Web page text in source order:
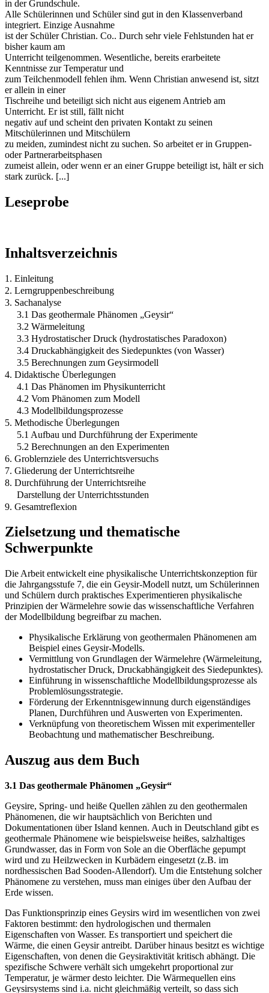
in der Grundschule.
Alle Schülerinnen und Schüler sind gut in den Klassenverband
integriert. Einzige Ausnahme
ist der Schüler Christian. Co.. Durch sehr viele Fehlstunden hat er
bisher kaum am
Unterricht teilgenommen. Wesentliche, bereits erarbeitete
Kenntnisse zur Temperatur und
zum Teilchenmodell fehlen ihm. Wenn Christian anwesend ist, sitzt
er allein in einer
Tischreihe und beteiligt sich nicht aus eigenem Antrieb am
Unterricht. Er ist still, fällt nicht
negativ auf und scheint den privaten Kontakt zu seinen
Mitschülerinnen und Mitschülern
zu meiden, zumindest nicht zu suchen. So arbeitet er in Gruppen-
oder Partnerarbeitsphasen
zumeist allein, oder wenn er an einer Gruppe beteiligt ist, hält er sich
stark zurück. [...]
Leseprobe
Inhaltsverzeichnis
1. Einleitung
2. Lerngruppenbeschreibung
3. Sachanalyse
3.1 Das geothermale Phänomen „Geysir“
3.2 Wärmeleitung
3.3 Hydrostatischer Druck (hydrostatisches Paradoxon)
3.4 Druckabhängigkeit des Siedepunktes (von Wasser)
3.5 Berechnungen zum Geysirmodell
4. Didaktische Überlegungen
4.1 Das Phänomen im Physikunterricht
4.2 Vom Phänomen zum Modell
4.3 Modellbildungsprozesse
5. Methodische Überlegungen
5.1 Aufbau und Durchführung der Experimente
5.2 Berechnungen an den Experimenten
6. Groblernziele des Unterrichtsversuchs
7. Gliederung der Unterrichtsreihe
8. Durchführung der Unterrichtsreihe
Darstellung der Unterrichtsstunden
9. Gesamtreflexion
Zielsetzung und thematische
Schwerpunkte
Die Arbeit entwickelt eine physikalische Unterrichtskonzeption für
die Jahrgangsstufe 7, die ein Geysir-Modell nutzt, um Schülerinnen
und Schülern durch praktisches Experimentieren physikalische
Prinzipien der Wärmelehre sowie das wissenschaftliche Verfahren
der Modellbildung begreifbar zu machen.
Physikalische Erklärung von geothermalen Phänomenen am
Beispiel eines Geysir-Modells.
Vermittlung von Grundlagen der Wärmelehre (Wärmeleitung,
hydrostatischer Druck, Druckabhängigkeit des Siedepunktes).
Einführung in wissenschaftliche Modellbildungsprozesse als
Problemlösungsstrategie.
Förderung der Erkenntnisgewinnung durch eigenständiges
Planen, Durchführen und Auswerten von Experimenten.
Verknüpfung von theoretischem Wissen mit experimenteller
Beobachtung und mathematischer Beschreibung.
Auszug aus dem Buch
3.1 Das geothermale Phänomen „Geysir“
Geysire, Spring- und heiße Quellen zählen zu den geothermalen
Phänomenen, die wir hauptsächlich von Berichten und
Dokumentationen über Island kennen. Auch in Deutschland gibt es
geothermale Phänomene wie beispielsweise heißes, salzhaltiges
Grundwasser, das in Form von Sole an die Oberfläche gepumpt
wird und zu Heilzwecken in Kurbädern eingesetzt (z.B. im
nordhessischen Bad Sooden-Allendorf). Um die Entstehung solcher
Phänomene zu verstehen, muss man einiges über den Aufbau der
Erde wissen.
Das Funktionsprinzip eines Geysirs wird im wesentlichen von zwei
Faktoren bestimmt: den hydrologischen und thermalen
Eigenschaften von Wasser. Es transportiert und speichert die
Wärme, die einen Geysir antreibt. Darüber hinaus besitzt es wichtige
Eigenschaften, von denen die Geysiraktivität kritisch abhängt. Die
spezifische Schwere verhält sich umgekehrt proportional zur
Temperatur, je wärmer desto leichter. Die Wärmequellen eins
Geysirsystems sind i.a. nicht gleichmäßig verteilt, so dass sich